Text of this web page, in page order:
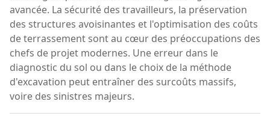
avancée. La sécurité des travailleurs, la préservation
des structures avoisinantes et l'optimisation des coûts
de terrassement sont au cœur des préoccupations des
chefs de projet modernes. Une erreur dans le
diagnostic du sol ou dans le choix de la méthode
d'excavation peut entraîner des surcoûts massifs,
voire des sinistres majeurs.